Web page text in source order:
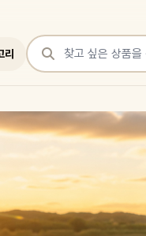
리
상품 검색
찾아보세요